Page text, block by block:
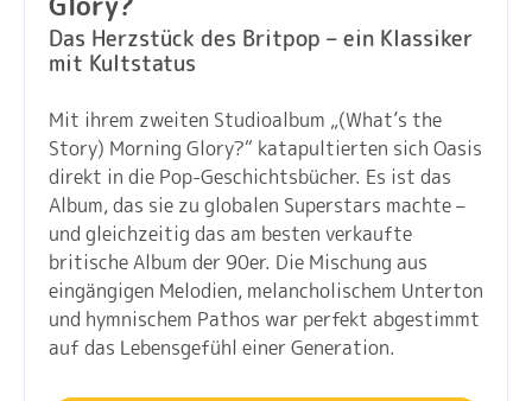
Das Herzstück des Britpop – ein Klassiker
mit Kultstatus
Mit ihrem zweiten Studioalbum „(What’s the
Story) Morning Glory?“ katapultierten sich Oasis
direkt in die Pop-Geschichtsbücher. Es ist das
Album, das sie zu globalen Superstars machte –
und gleichzeitig das am besten verkaufte
britische Album der 90er. Die Mischung aus
eingängigen Melodien, melancholischem Unterton
und hymnischem Pathos war perfekt abgestimmt
auf das Lebensgefühl einer Generation.